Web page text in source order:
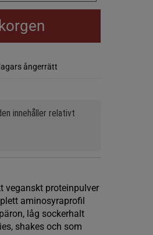
ångerrätt
innehåller relativt
veganskt proteinpulver
aminosyraprofil
låg sockerhalt
shakes och som